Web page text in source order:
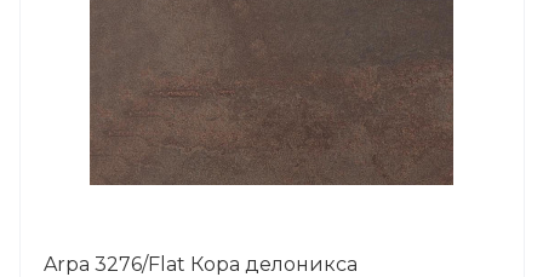
Arpa 3276/Flat Кора делоникса